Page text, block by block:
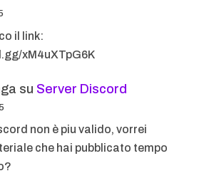
il link:
xM4uXTpG6K
su Server Discord
non è piu valido, vorrei
che hai pubblicato tempo